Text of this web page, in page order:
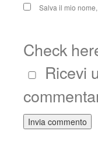
Salva il mio
Check
Ricevi